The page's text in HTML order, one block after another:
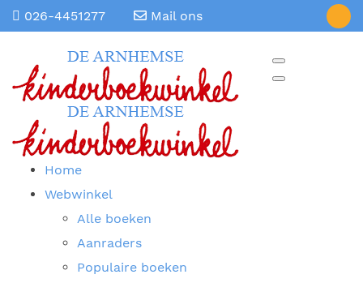
026-4451277 Mail ons
Home
Webwinkel
Alle boeken
Aanraders
Populaire boeken